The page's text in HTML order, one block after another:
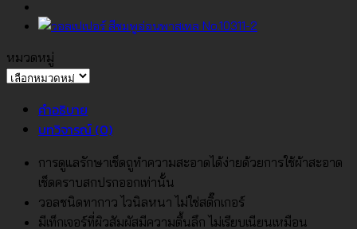
ชมพู
No.10317-
4
ชิ้น
หมวดหมู่
หมวด
คำอธิบาย
บทวิจารณ์ (0)
การดูแลรักษาเช็ดถูทำความสะอาดได้ง่ายด้วยการใช้ผ้าสะอาด
เช็ดคราบสกปรกออกเท่านั้น
วอลชนิดทากาว ไวนิลหนา ไม่ใช่สติ๊กเกอร์
มีเท็กเจอร์ที่ผิวสัมผัสมีความตื้นลึก ไม่เรียบเนียนเหมือน